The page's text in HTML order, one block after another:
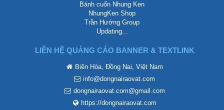
Bánh cuốn Nhung Ken
NhungKen Shop
Trần Hướng Group
Updating...
LIÊN HỆ QUẢNG CÁO BANNER & TEXTLINK
Biên Hòa, Đồng Nai, Việt Nam
info@dongnairaovat.com
dongnairaovat.com@gmail.com
https://dongnairaovat.com